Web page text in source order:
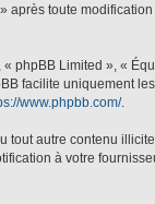
toute
phpBB Limited », «
facilite uniquement
www.phpbb.com/.
autre contenu
à votre